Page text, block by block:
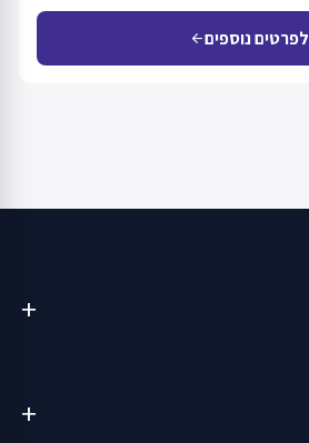
לפרטים נוספיםarrow_back
add
add